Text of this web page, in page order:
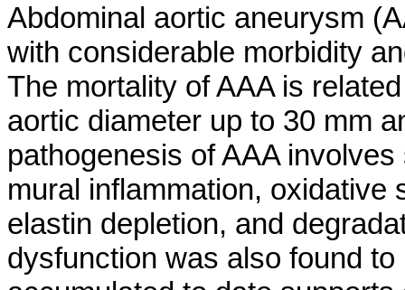
Abdominal aortic aneurysm
with considerable morbidity
The mortality of AAA is
aortic diameter up to 30 mm
pathogenesis of AAA
mural inflammation,
elastin depletion, and
dysfunction was also found